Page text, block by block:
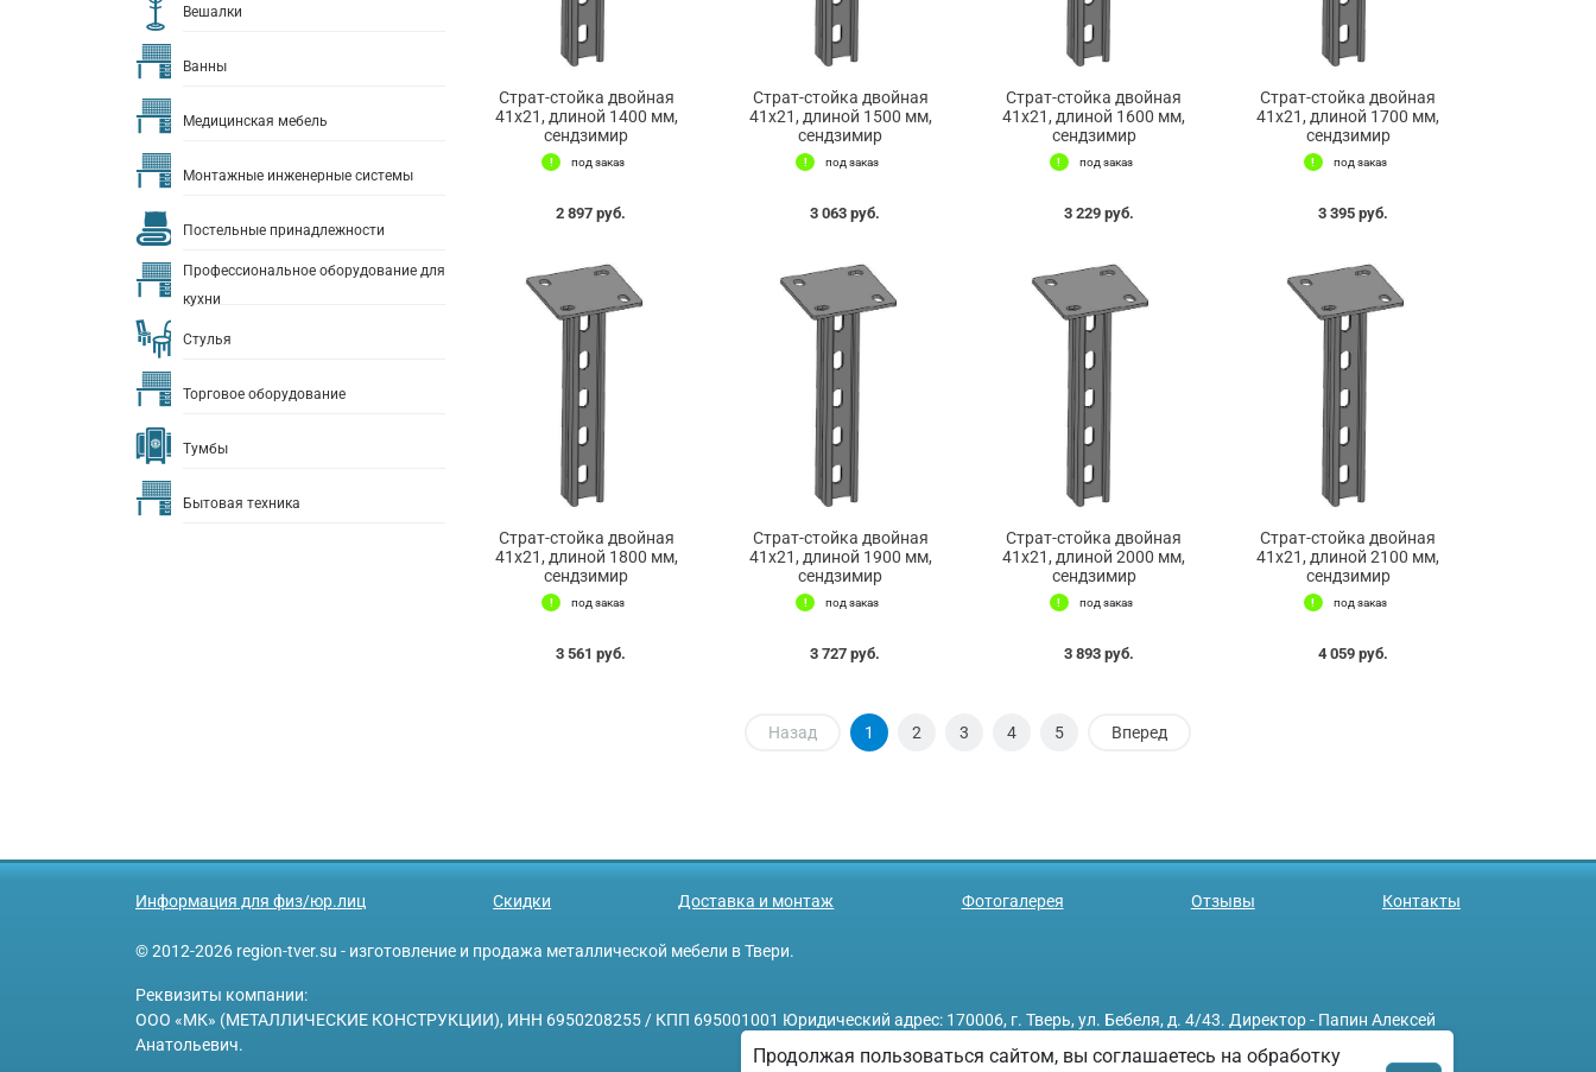
Вешалки
Ванны
Медицинская мебель
Монтажные инженерные системы
Постельные принадлежности
Профессиональное оборудование для
кухни
Стулья
Торговое оборудование
Тумбы
Бытовая техника
Страт-стойка двойная
41х21, длиной 1400 мм,
сендзимир
под заказ
2 897 руб.
Страт-стойка двойная
41х21, длиной 1500 мм,
сендзимир
под заказ
3 063 руб.
Страт-стойка двойная
41х21, длиной 1600 мм,
сендзимир
под заказ
3 229 руб.
Страт-стойка двойная
41х21, длиной 1700 мм,
сендзимир
под заказ
3 395 руб.
Страт-стойка двойная
41х21, длиной 1800 мм,
сендзимир
под заказ
3 561 руб.
Страт-стойка двойная
41х21, длиной 1900 мм,
сендзимир
под заказ
3 727 руб.
Страт-стойка двойная
41х21, длиной 2000 мм,
сендзимир
под заказ
3 893 руб.
Страт-стойка двойная
41х21, длиной 2100 мм,
сендзимир
под заказ
4 059 руб.
Назад 1 2 3 4 5 Вперед
Информация для физ/юр.лиц Скидки Доставка и монтаж Фотогалерея Отзывы Контакты
© 2012-2026 region-tver.su - изготовление и продажа металлической мебели в Твери.
Реквизиты компании:
ООО «МК» (МЕТАЛЛИЧЕСКИЕ КОНСТРУКЦИИ), ИНН 6950208255 / КПП 695001001 Юридический адрес: 170006, г. Тверь, ул. Бебеля, д. 4/43. Директор - Папин Алексей
Анатольевич.
Продолжая пользоваться сайтом, вы соглашаетесь на обработку